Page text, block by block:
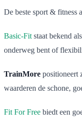
De beste sport & fitness
Basic-Fit staat bekend
onderweg bent of
TrainMore positioneert
waarderen de schone,
Fit For Free biedt een